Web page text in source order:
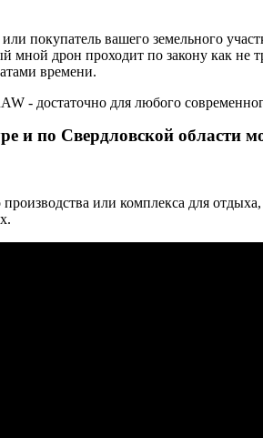
покупатель вашего земельного
мной дрон проходит по закону как
времени.
- достаточно для любого
по Свердловской области
или комплекса для